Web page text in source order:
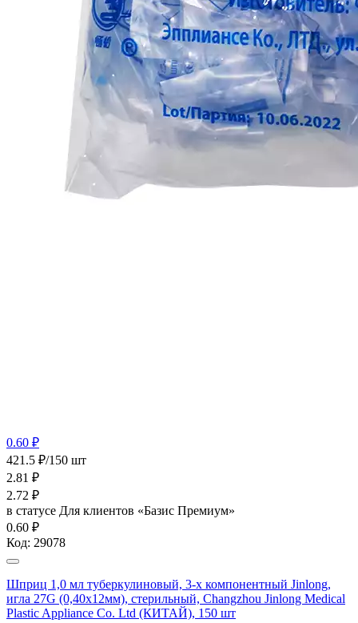
0.60 ₽
421.5 ₽/150 шт
2.81 ₽
2.72 ₽
в статусе Для клиентов «Базис Премиум»
0.60 ₽
Код: 29078
Шприц 1,0 мл туберкулиновый, 3-х компонентный Jinlong,
игла 27G (0,40х12мм), стерильный, Changzhou Jinlong Medical
Plastic Appliance Co. Ltd (КИТАЙ), 150 шт